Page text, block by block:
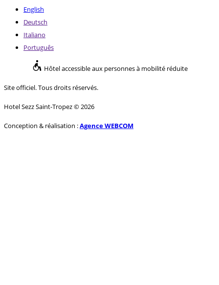
English
Deutsch
Italiano
Português
Hôtel accessible aux personnes à mobilité réduite
Site officiel. Tous droits réservés.
Hotel Sezz Saint-Tropez © 2026
Conception & réalisation :Agence WEBCOM